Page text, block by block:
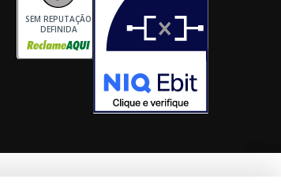
SEM REPUTAÇÃO
DEFINIDA